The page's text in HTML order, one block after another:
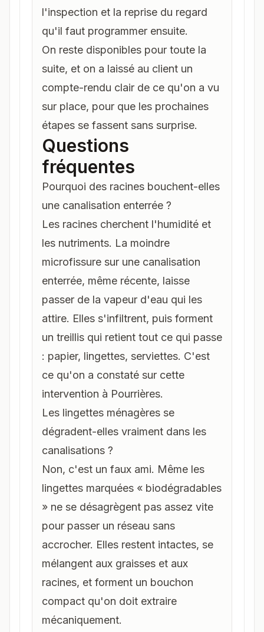
l'inspection et la reprise du regard
qu'il faut programmer ensuite.
On reste disponibles pour toute la
suite, et on a laissé au client un
compte-rendu clair de ce qu'on a vu
sur place, pour que les prochaines
étapes se fassent sans surprise.
Questions
fréquentes
Pourquoi des racines bouchent-elles
une canalisation enterrée ?
Les racines cherchent l'humidité et
les nutriments. La moindre
microfissure sur une canalisation
enterrée, même récente, laisse
passer de la vapeur d'eau qui les
attire. Elles s'infiltrent, puis forment
un treillis qui retient tout ce qui passe
: papier, lingettes, serviettes. C'est
ce qu'on a constaté sur cette
intervention à Pourrières.
Les lingettes ménagères se
dégradent-elles vraiment dans les
canalisations ?
Non, c'est un faux ami. Même les
lingettes marquées « biodégradables
» ne se désagrègent pas assez vite
pour passer un réseau sans
accrocher. Elles restent intactes, se
mélangent aux graisses et aux
racines, et forment un bouchon
compact qu'on doit extraire
mécaniquement.